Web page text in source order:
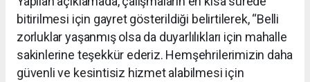
bitirilmesi için gayret gösterildiği belirtilerek, “Belli
zorluklar yaşanmış olsa da duyarlılıkları için mahalle
sakinlerine teşekkür ederiz. Hemşehrilerimizin daha
güvenli ve kesintisiz hizmet alabilmesi için